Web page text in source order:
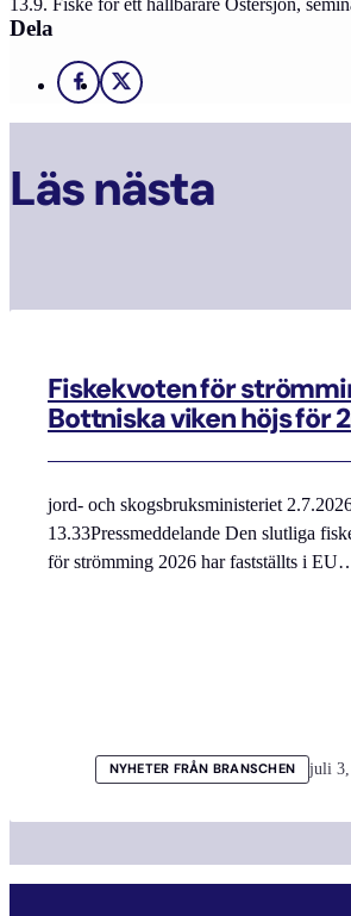
Dela
Facebook
X
Läs nästa
Fiskekvoten för
Bottniska viken höjs för
jord- och skogsbruksministeriet
13.33Pressmeddelande Den slutliga
för strömming 2026 har fastställts i
NYHETER FRÅN BRANSCHEN juli 3,